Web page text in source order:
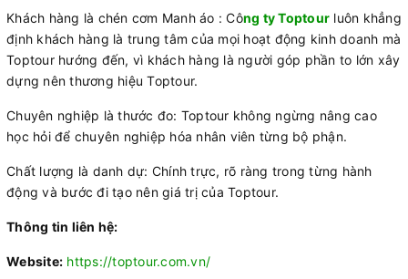
Khách hàng là chén cơm Manh áo : Công ty Toptour luôn khẳng
định khách hàng là trung tâm của mọi hoạt động kinh doanh mà
Toptour hướng đến, vì khách hàng là người góp phần to lớn xây
dựng nên thương hiệu Toptour.
Chuyên nghiệp là thước đo: Toptour không ngừng nâng cao
học hỏi để chuyên nghiệp hóa nhân viên từng bộ phận.
Chất lượng là danh dự: Chính trực, rõ ràng trong từng hành
động và bước đi tạo nên giá trị của Toptour.
Thông tin liên hệ:
Website: https://toptour.com.vn/